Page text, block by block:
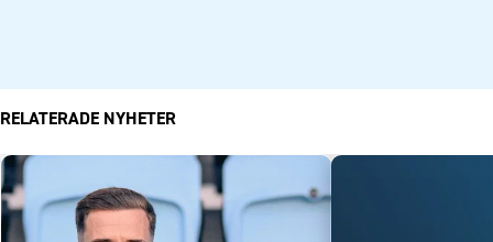
RELATERADE NYHETER